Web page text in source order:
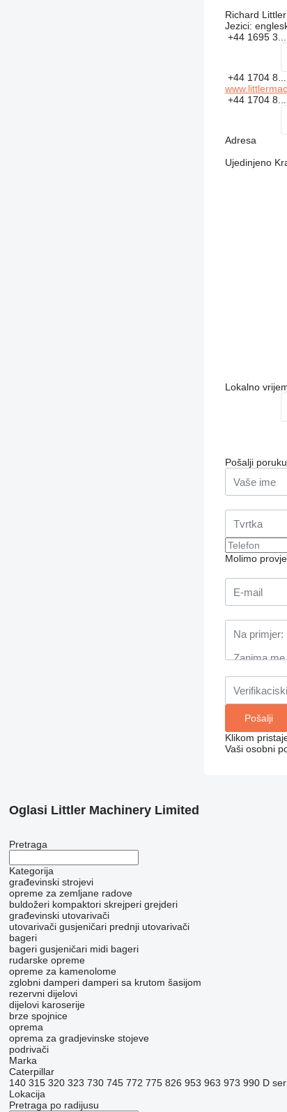
Richard Littler
Jezici:
+44 1695 3...
+44 1704 8...
+44 1704 8...
Adresa
Ujedinjeno
Lokalno
Pošalji poruku
Molimo
Klikom
Vaši osobni
Oglasi Littler Machinery Limited
Pretraga
Kategorija
građevinski strojevi
opreme za zemljane radove
buldožeri kompaktori skrejperi grejderi
građevinski utovarivači
utovarivači gusjeničari prednji utovarivači
bageri
bageri gusjeničari midi bageri
rudarske opreme
opreme za kamenolome
zglobni damperi damperi sa krutom šasijom
rezervni dijelovi
dijelovi karoserije
brze spojnice
oprema
oprema za gradjevinske stojeve
podrivači
Marka
Caterpillar
140 315 320 323 730 745 772 775 826 953 963 973 990 D
Lokacija
Pretraga po radijusu